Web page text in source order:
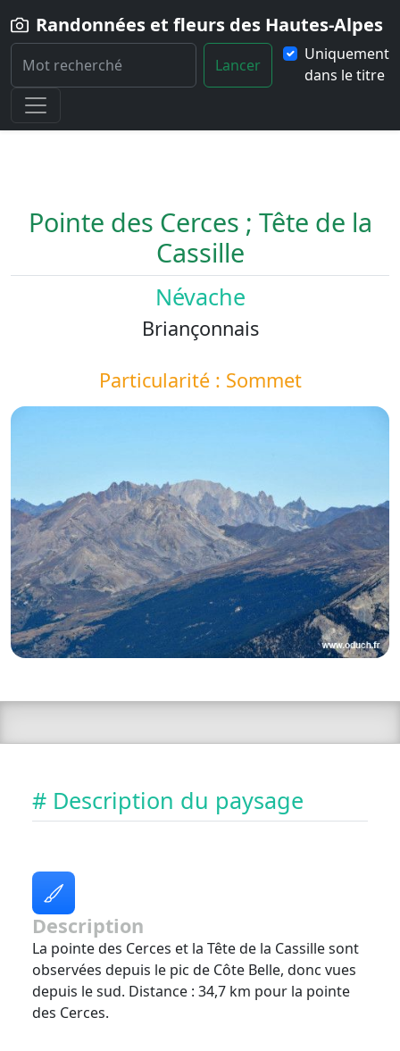
Randonnées et fleurs des Hautes-Alpes
Lancer
Uniquement
dans le titre
Home
Paysage
Pointe-des-Cerces-Tete-de-la-Cassille
Pointe des Cerces ; Tête de la
Cassille
Névache
Briançonnais
Particularité : Sommet
# Description du paysage
Description
La pointe des Cerces et la Tête de la Cassille sont
observées depuis le pic de Côte Belle, donc vues
depuis le sud. Distance : 34,7 km pour la pointe
des Cerces.